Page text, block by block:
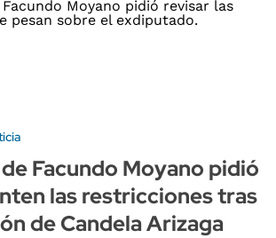
Facundo Moyano pidió
las restricciones tras
de Candela Arizaga